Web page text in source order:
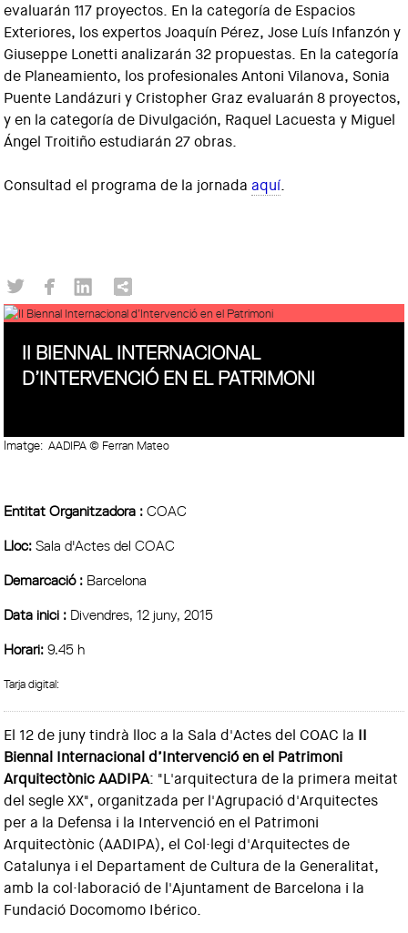
evaluarán 117 proyectos. En la categoría de Espacios
Exteriores, los expertos Joaquín Pérez, Jose Luís Infanzón y
Giuseppe Lonetti analizarán 32 propuestas. En la categoría
de Planeamiento, los profesionales Antoni Vilanova, Sonia
Puente Landázuri y Cristopher Graz evaluarán 8 proyectos,
y en la categoría de Divulgación, Raquel Lacuesta y Miguel
Ángel Troitiño estudiarán 27 obras.
Consultad el programa de la jornadaaquí.
II BIENNAL INTERNACIONAL
D’INTERVENCIÓ EN EL PATRIMONI
Imatge: AADIPA © Ferran Mateo
Entitat Organitzadora :COAC
Lloc:Sala d'Actes del COAC
Demarcació : Barcelona
Data inici : Divendres, 12 juny, 2015
Horari:9.45 h
Tarja digital:
El 12 de juny tindrà lloc a la Sala d'Actes del COAC la II
Biennal Internacional d’Intervenció en el Patrimoni
Arquitectònic AADIPA: "L'arquitectura de la primera meitat
del segle XX", organitzada per l'Agrupació d'Arquitectes
per a la Defensa i la Intervenció en el Patrimoni
Arquitectònic (AADIPA), el Col·legi d'Arquitectes de
Catalunya i el Departament de Cultura de la Generalitat,
amb la col·laboració de l'Ajuntament de Barcelona i la
Fundació Docomomo Ibérico.